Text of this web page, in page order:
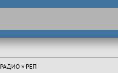
РАДИО» РЕП